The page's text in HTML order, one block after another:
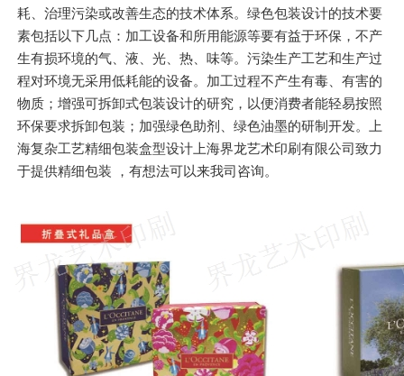
耗、治理污染或改善生态的技术体系。绿色包装设计的技术要
素包括以下几点：加工设备和所用能源等要有益于环保，不产
生有损环境的气、液、光、热、味等。污染生产工艺和生产过
程对环境无采用低耗能的设备。加工过程不产生有毒、有害的
物质；增强可拆卸式包装设计的研究，以便消费者能轻易按照
环保要求拆卸包装；加强绿色助剂、绿色油墨的研制开发。上
海复杂工艺精细包装盒型设计上海界龙艺术印刷有限公司致力
于提供精细包装 ，有想法可以来我司咨询。